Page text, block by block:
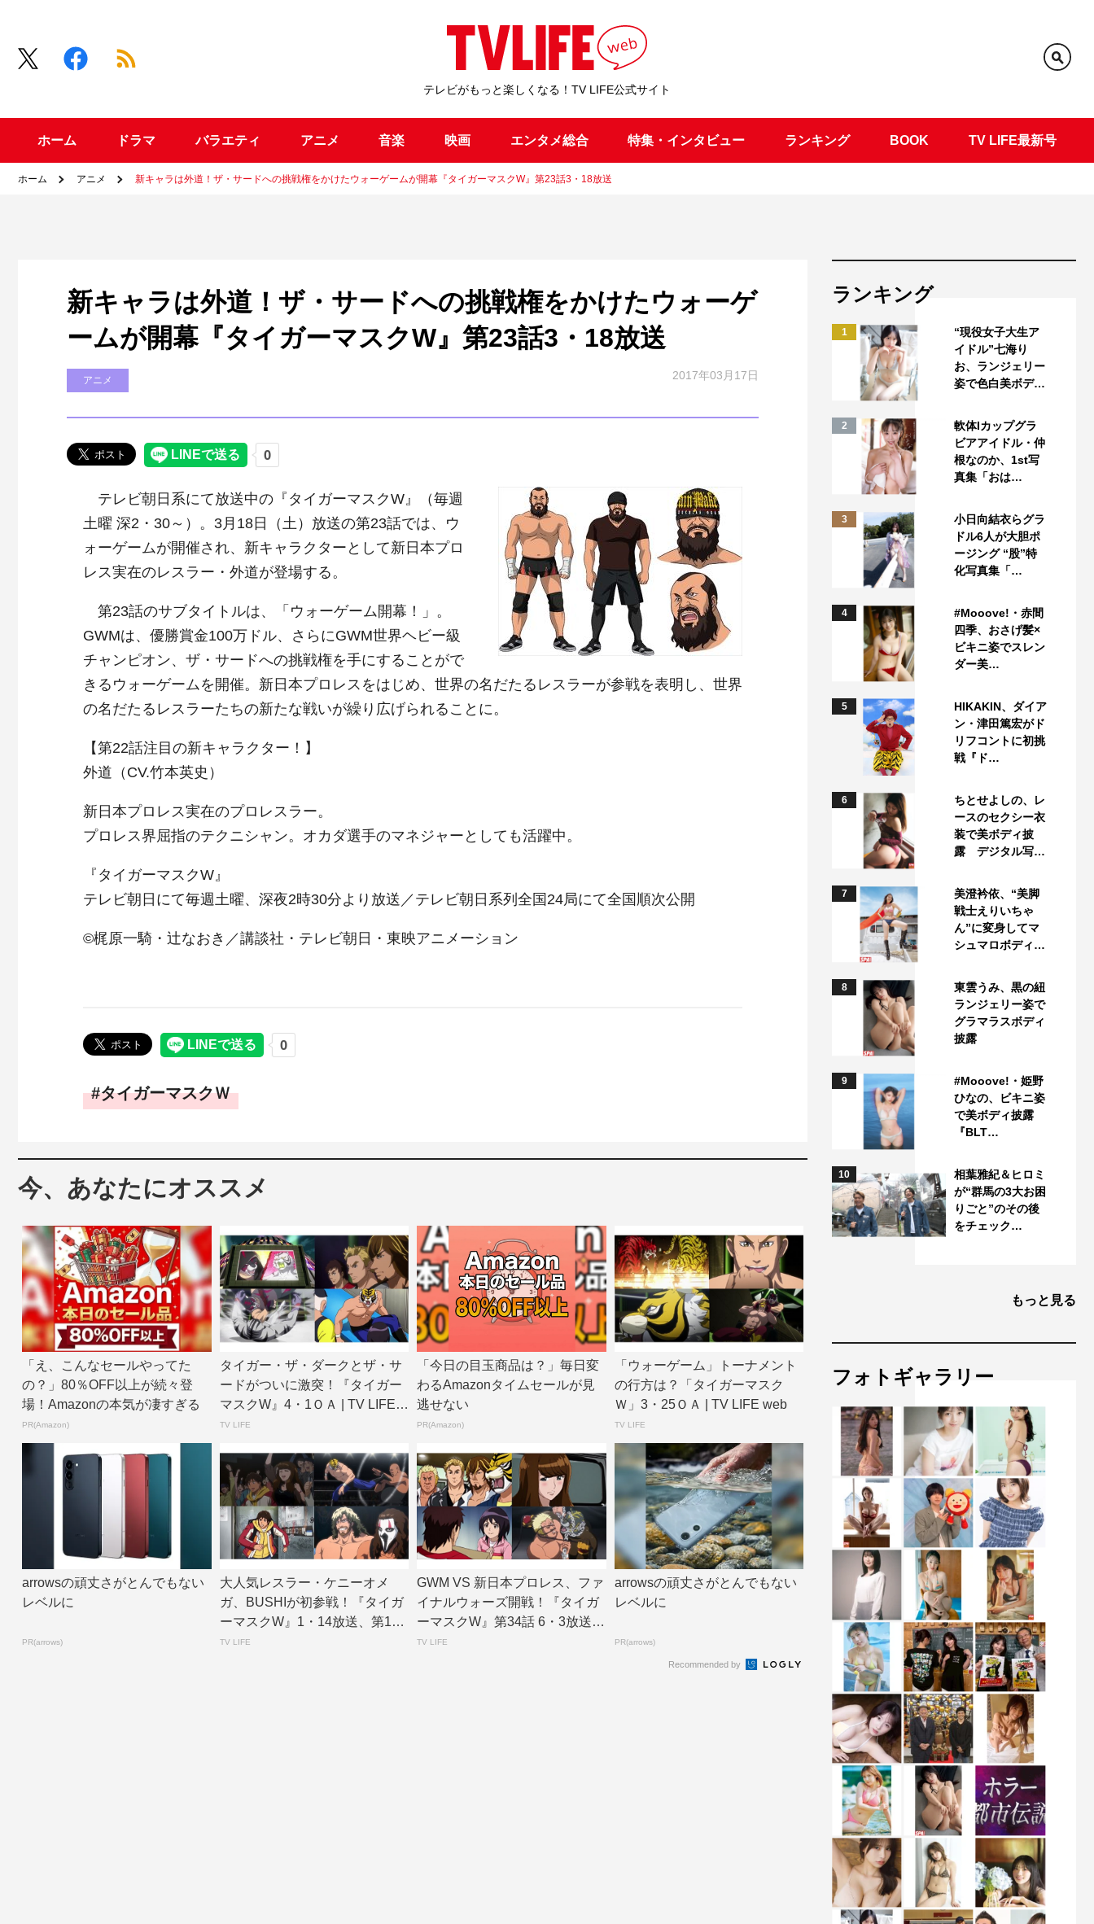
テレビがもっと楽しくなる！TV LIFE公式サイト
ホーム ドラマ バラエティ アニメ 音楽 映画 エンタメ総合 特集・インタビュー ランキング BOOK TV LIFE最新号
ホーム アニメ 新キャラは外道！ザ・サードへの挑戦権をかけたウォーゲームが開幕『タイガーマスクW』第23話3・18放送
新キャラは外道！ザ・サードへの挑戦権をかけたウォーゲ
ームが開幕『タイガーマスクW』第23話3・18放送
アニメ 2017年03月17日
テレビ朝日系にて放送中の『タイガーマスクW』（毎週
土曜 深2・30～）。3月18日（土）放送の第23話では、ウ
ォーゲームが開催され、新キャラクターとして新日本プロ
レス実在のレスラー・外道が登場する。
第23話のサブタイトルは、「ウォーゲーム開幕！」。
GWMは、優勝賞金100万ドル、さらにGWM世界ヘビー級
チャンピオン、ザ・サードへの挑戦権を手にすることがで
きるウォーゲームを開催。新日本プロレスをはじめ、世界の名だたるレスラーが参戦を表明し、世界
の名だたるレスラーたちの新たな戦いが繰り広げられることに。
【第22話注目の新キャラクター！】
外道（CV.竹本英史）
新日本プロレス実在のプロレスラー。
プロレス界屈指のテクニシャン。オカダ選手のマネジャーとしても活躍中。
『タイガーマスクW』
テレビ朝日にて毎週土曜、深夜2時30分より放送／テレビ朝日系列全国24局にて全国順次公開
©梶原一騎・辻なおき／講談社・テレビ朝日・東映アニメーション
タイガーマスクＷ
今、あなたにオススメ
「え、こんなセールやってた
の？」80％OFF以上が続々登
場！Amazonの本気が凄すぎる
PR(Amazon)
タイガー・ザ・ダークとザ・サ
ードがついに激突！『タイガー
マスクW』4・1ＯＡ | TV LIFE
w...
TV LIFE
「今日の目玉商品は？」毎日変
わるAmazonタイムセールが見
逃せない
PR(Amazon)
「ウォーゲーム」トーナメント
の行方は？「タイガーマスク
Ｗ」3・25ＯＡ | TV LIFE web
TV LIFE
arrowsの頑丈さがとんでもない
レベルに
PR(arrows)
大人気レスラー・ケニーオメ
ガ、BUSHIが初参戦！『タイガ
ーマスクW』1・14放送、第14
話 | T...
TV LIFE
GWM VS 新日本プロレス、ファ
イナルウォーズ開戦！『タイガ
ーマスクW』第34話 6・3放送 |
...
TV LIFE
arrowsの頑丈さがとんでもない
レベルに
PR(arrows)
Recommended by
ランキング
1
“現役女子大生ア
イドル”七海り
お、ランジェリー
姿で色白美ボデ…
2
軟体Iカップグラ
ビアアイドル・仲
根なのか、1st写
真集「おは…
3
小日向結衣らグラ
ドル6人が大胆ポ
ージング “股”特
化写真集「…
4
#Mooove!・赤間
四季、おさげ髪×
ビキニ姿でスレン
ダー美…
5
HIKAKIN、ダイア
ン・津田篤宏がド
リフコントに初挑
戦『ド…
6
ちとせよしの、レ
ースのセクシー衣
装で美ボディ披
露 デジタル写…
7
美澄衿依、“美脚
戦士えりいちゃ
ん”に変身してマ
シュマロボディ…
8
東雲うみ、黒の紐
ランジェリー姿で
グラマラスボディ
披露
9
#Mooove!・姫野
ひなの、ビキニ姿
で美ボディ披露
『BLT…
10
相葉雅紀＆ヒロミ
が“群馬の3大お困
りごと”のその後
をチェック…
もっと見る
フォトギャラリー